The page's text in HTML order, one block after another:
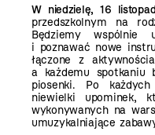
W niedzielę, 16
przedszkolnym na
Będziemy wspólnie
i poznawać nowe
łączone z
a każdemu spotkaniu
piosenki. Po
niewielki upominek,
wykonywanych na
umuzykalniające